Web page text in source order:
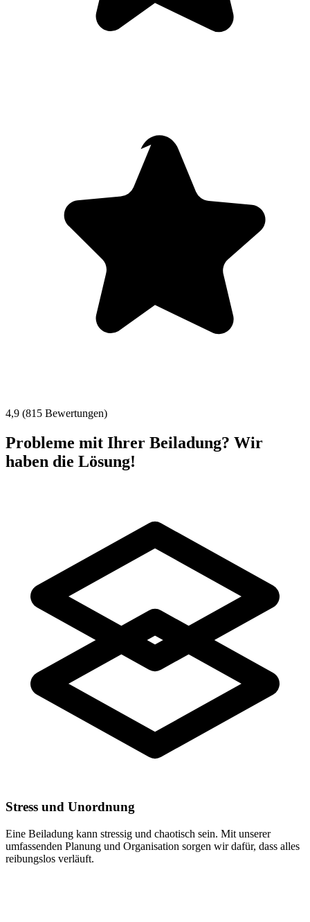
4,9 (815 Bewertungen)
Probleme mit Ihrer Beiladung? Wir
haben die Lösung!
Stress und Unordnung
Eine Beiladung kann stressig und chaotisch sein. Mit unserer
umfassenden Planung und Organisation sorgen wir dafür, dass alles
reibungslos verläuft.